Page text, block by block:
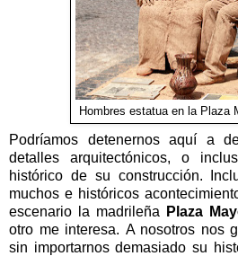
Hombres estatua en la Plaza
Podríamos detenernos aquí a
detalles arquitectónicos, o
histórico de su construcción.
muchos e históricos
escenario la madrileña
Plaza
otro me interesa. A nosotros nos
sin importarnos demasiado su